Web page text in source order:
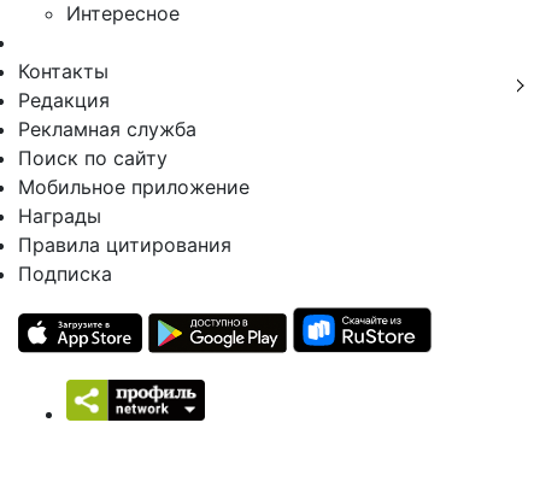
Интересное
Контакты
Редакция
Рекламная служба
Поиск по сайту
Мобильное приложение
Награды
Правила цитирования
Подписка